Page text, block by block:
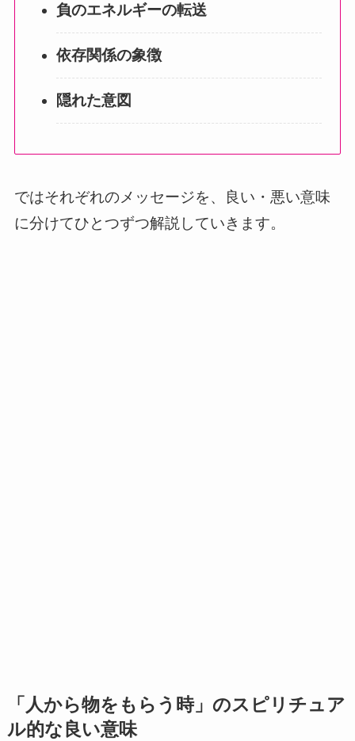
負のエネルギーの転送
依存関係の象徴
隠れた意図
ではそれぞれのメッセージを、良い・悪い意味
に分けてひとつずつ解説していきます。
「人から物をもらう時」のスピリチュア
ル的な良い意味